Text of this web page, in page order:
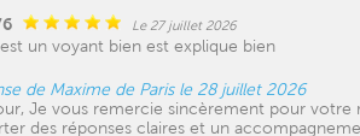
Le 27 juillet 2026
un voyant bien est explique bien
de Maxime de Paris le 28 juillet 2026
Je vous remercie sincèrement pour
des réponses claires et un